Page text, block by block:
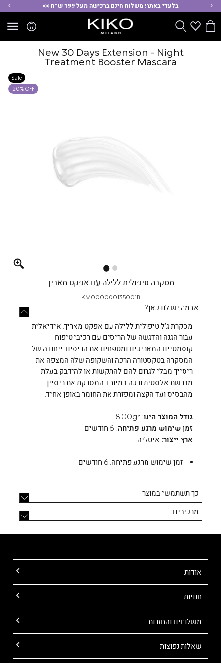
בלעדי באתר! משלוח חינם ברכישה מעל 199 ש"ח >>
הסל
Wishlistחפש
Full
Sale
20% OFF
New 30 Days Extension - Night
Treatment Booster Mascara
מסקרה טיפולית ללילה עם אפקט מאריך
KM000000135001B
אז מה יש לנו כאן?
כך תשתמשי במוצר
מרכיבים
מסקרת ג’ל טיפולית ללילה עם אפקט מאריך. אידיאלית
עבור הגנה והדגשה של הריסים עם רכיבי טיפוח
קוסמטיים המאריכים ומטפחים את הריסים. ייחודה של
המסקרה בטקסטורה הרכה והשקופה שלה המצפה את
ריסייך מבלי לגרום להם להתקשות או להידבק בעלת
מברשת אלסטית ורכה במיוחד המסרקת את ריסייך
מהבסיס ועד הקצה ומפזרת את החומר באופן אחיד.
גודל המוצר הינו:8.00gr
זמן שימוש מרגע פתיחה: 6 חודשים
ארץ ייצור: איטליה
זמן שימוש מרגע פתיחה: 6 חודשים
אודות
חנויות
משלוחים והחזרות
שאלות נפוצות